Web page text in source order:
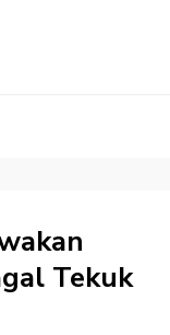
Tekuk